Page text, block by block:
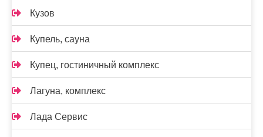
Кузов
Купель, сауна
Купец, гостиничный комплекс
Лагуна, комплекс
Лада Сервис